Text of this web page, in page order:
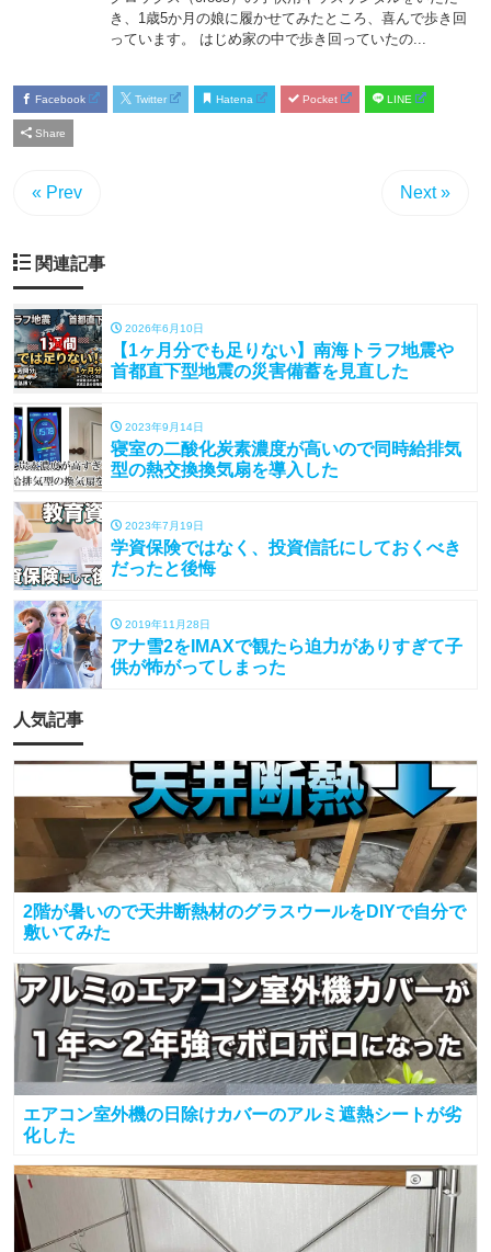
Facebook Twitter Hatena Pocket LINE
Share
« Prev Next »
関連記事
2026年6月10日
【1ヶ月分でも足りない】南海トラフ地震や
首都直下型地震の災害備蓄を見直した
2023年9月14日
寝室の二酸化炭素濃度が高いので同時給排気
型の熱交換換気扇を導入した
2023年7月19日
学資保険ではなく、投資信託にしておくべき
だったと後悔
2019年11月28日
アナ雪2をIMAXで観たら迫力がありすぎて子
供が怖がってしまった
人気記事
2階が暑いので天井断熱材のグラスウールをDIYで自分で
敷いてみた
エアコン室外機の日除けカバーのアルミ遮熱シートが劣
化した